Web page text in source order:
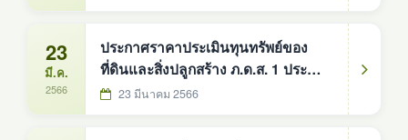
23
มี.ค.
2566
ประกาศราคาประเมินทุนทรัพย์ของ
ที่ดินและสิ่งปลูกสร้าง ภ.ด.ส. 1 ประจำปี
พ.ศ. 2566
23 มีนาคม 2566